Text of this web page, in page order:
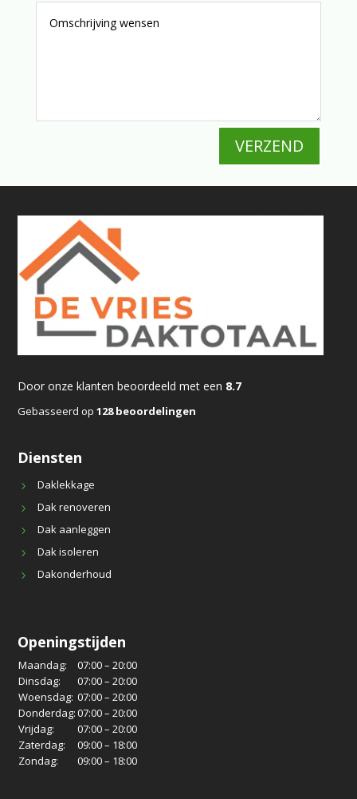
VERZEND
Door onze klanten beoordeeld met een 8.7
Gebasseerd op128 beoordelingen
Diensten
Daklekkage
Dak renoveren
Dak aanleggen
Dak isoleren
Dakonderhoud
Openingstijden
Maandag:
07:00 – 20:00
Dinsdag:
07:00 – 20:00
Woensdag: 07:00 – 20:00
Donderdag:07:00 – 20:00
Vrijdag:
07:00 – 20:00
Zaterdag:
09:00 – 18:00
Zondag:
09:00 – 18:00